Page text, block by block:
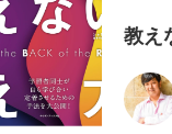
教え